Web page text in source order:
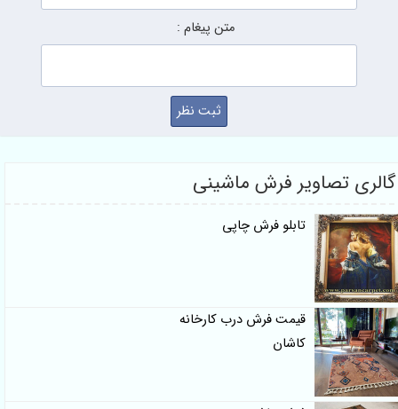
متن پیغام :
تصاویر فرش ماشینی
تابلو فرش چاپی
قیمت فرش درب کارخانه
کاشان